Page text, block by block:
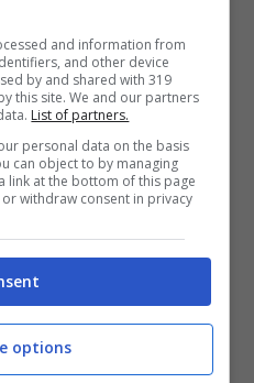
tutti i
l’acquisto
da golf per essere
C’è unamisura
non inferiore
il suo volo non
una velocità di 75
and information from
and other device
by and shared with 319
this site. We and our partners
List of partners.
personal data on the basis
can object to by managing
link at the bottom of this page
withdraw consent in privacy
options